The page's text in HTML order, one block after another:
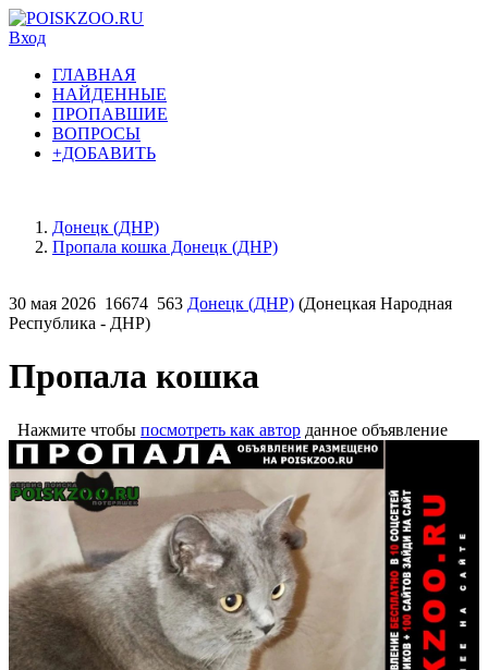
Вход
ГЛАВНАЯ
НАЙДЕННЫЕ
ПРОПАВШИЕ
ВОПРОСЫ
+ДОБАВИТЬ
Донецк (ДНР)
Пропала кошка Донецк (ДНР)
30 мая 2026 16674 563 Донецк (ДНР) (Донецкая Народная
Республика - ДНР)
Пропала кошка
Нажмите чтобы посмотреть как автор данное объявление